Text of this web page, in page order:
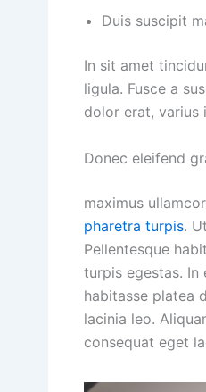
Duis suscipit
In sit amet
ligula. Fusce a
dolor erat, varius
Donec eleifend
maximus
pharetra turpis.
Pellentesque
turpis egestas. In
habitasse platea
lacinia leo.
consequat eget